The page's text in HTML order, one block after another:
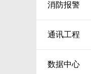
消防报警
通讯工程
数据中心